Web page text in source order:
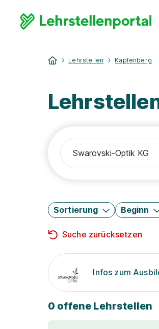
Lehrstellen Kapfenberg
Sortierung Beginn
Suche zurücksetzen
Infos zum
0 offene Lehrstellen